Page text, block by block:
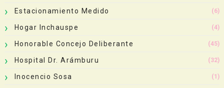
Estacionamiento Medido (6)
Hogar Inchauspe (4)
Honorable Concejo Deliberante (45)
Hospital Dr. Arámburu (32)
Inocencio Sosa (1)